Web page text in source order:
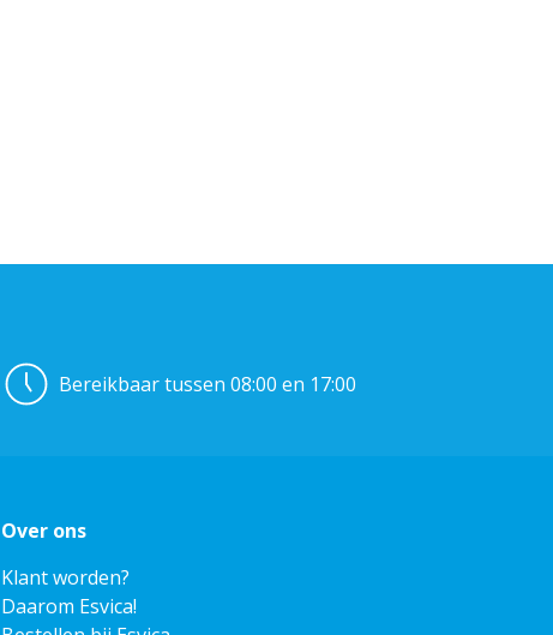
Bereikbaar tussen 08:00 en 17:00
Over ons
Klant worden?
Daarom Esvica!